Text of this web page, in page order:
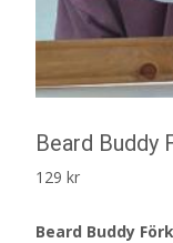
Beard Buddy
129 kr
Beard Buddy